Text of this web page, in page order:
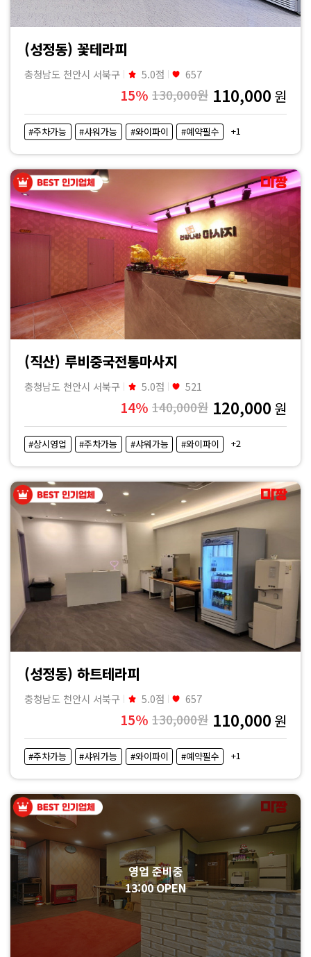
(성정동) 꽃테라피
충청남도 천안시 서북구 5.0점 657
15% 130,000원 110,000 원
#주차가능 #샤워가능 #와이파이 #예약필수 +1
(직산) 루비중국전통마사지
충청남도 천안시 서북구 5.0점 521
14% 140,000원 120,000 원
#상시영업 #주차가능 #샤워가능 #와이파이 +2
(성정동) 하트테라피
충청남도 천안시 서북구 5.0점 657
15% 130,000원 110,000 원
#주차가능 #샤워가능 #와이파이 #예약필수 +1
영업 준비중
13:00 OPEN